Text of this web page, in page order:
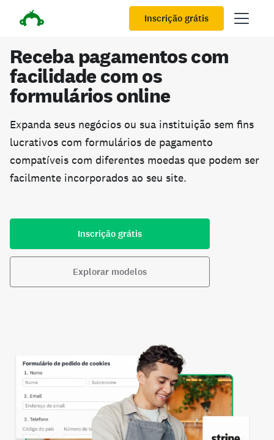
Inscrição grátis
Receba pagamentos com
facilidade com os
formulários online
Expanda seus negócios ou sua instituição sem fins
lucrativos com formulários de pagamento
compatíveis com diferentes moedas que podem ser
facilmente incorporados ao seu site.
Inscrição grátis
Explorar modelos